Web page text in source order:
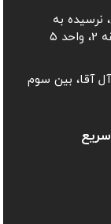
نرسیده به
آقا، بین سوم